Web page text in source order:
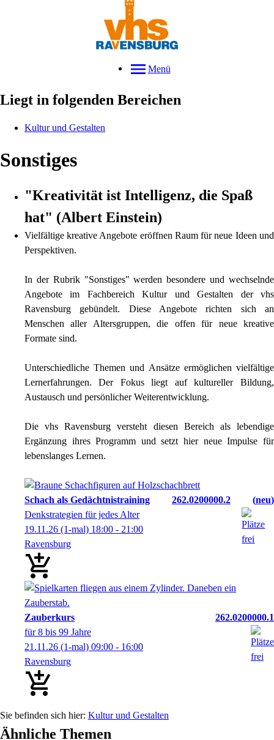
Menü
Liegt in folgenden Bereichen
Kultur und Gestalten
Sonstiges
"Kreativität ist Intelligenz, die Spaß
hat" (Albert Einstein)
Vielfältige kreative Angebote eröffnen Raum für neue Ideen und
Perspektiven.
In der Rubrik "Sonstiges" werden besondere und wechselnde
Angebote im Fachbereich Kultur und Gestalten der vhs
Ravensburg gebündelt. Diese Angebote richten sich an
Menschen aller Altersgruppen, die offen für neue kreative
Formate sind.
Unterschiedliche Themen und Ansätze ermöglichen vielfältige
Lernerfahrungen. Der Fokus liegt auf kultureller Bildung,
Austausch und persönlicher Weiterentwicklung.
Die vhs Ravensburg versteht diesen Bereich als lebendige
Ergänzung ihres Programm und setzt hier neue Impulse für
lebenslanges Lernen.
Schach als Gedächtnistraining 262.0200000.2
neu
Denkstrategien für jedes Alter
19.11.26 (1-mal) 18:00 - 21:00
Ravensburg
Zauberkurs
262.0200000.1
für 8 bis 99 Jahre
21.11.26 (1-mal) 09:00 - 16:00
Ravensburg
Kultur und Gestalten
Ähnliche Themen